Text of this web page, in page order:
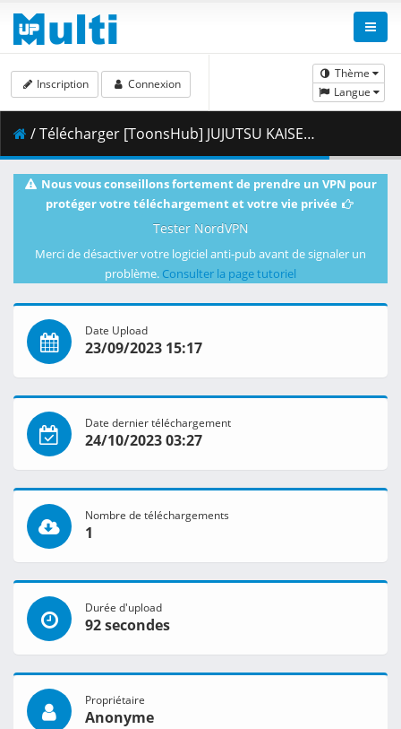
Thème
Langue
Inscription Connexion
/ Télécharger [ToonsHub] JUJUTSU KAISEN - S02E09 (JAP 2160p x264 AAC) [Multi-Subs].mkv.002 ( 411.14 MB )
Nous vous conseillons fortement de prendre un VPN pour
protéger votre téléchargement et votre vie privée
Tester NordVPN
Merci de désactiver votre logiciel anti-pub avant de signaler un
problème. Consulter la page tutoriel
Date Upload
23/09/2023 15:17
Date dernier téléchargement
24/10/2023 03:27
Nombre de téléchargements
1
Durée d'upload
92 secondes
Propriétaire
Anonyme